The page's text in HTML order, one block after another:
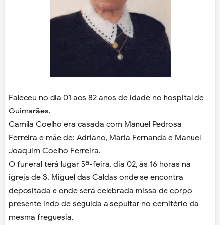
Faleceu no dia 01 aos 82 anos de idade no hospital de
Guimarães.
Camila Coelho era casada com Manuel Pedrosa
Ferreira e mãe de: Adriano, Maria Fernanda e Manuel
Joaquim Coelho Ferreira.
O funeral terá lugar 5ª-feira, dia 02, às 16 horas na
igreja de S. Miguel das Caldas onde se encontra
depositada e onde será celebrada missa de corpo
presente indo de seguida a sepultar no cemitério da
mesma freguesia.